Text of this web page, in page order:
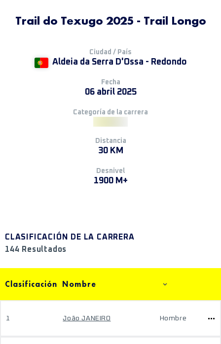
Trail do Texugo 2025 - Trail Longo
Ciudad / País
Aldeia da Serra D'Ossa - Redondo
Fecha
06 abril 2025
Categoría de la carrera
Distancia
30 KM
Desnivel
1900 M+
CLASIFICACIÓN DE LA CARRERA
144 Resultados
Clasificación Nombre
1 João JANEIRO Hombre